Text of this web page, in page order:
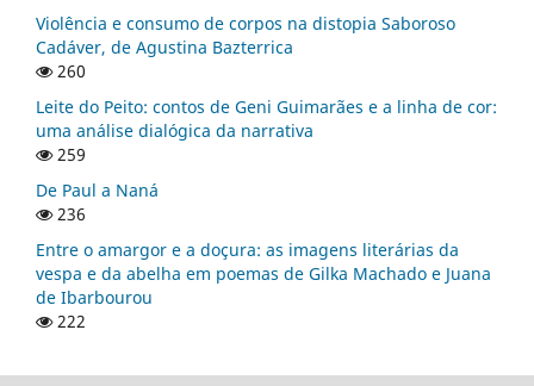
Violência e consumo de corpos na distopia Saboroso
Cadáver, de Agustina Bazterrica
260
Leite do Peito: contos de Geni Guimarães e a linha de cor:
uma análise dialógica da narrativa
259
De Paul a Naná
236
Entre o amargor e a doçura: as imagens literárias da
vespa e da abelha em poemas de Gilka Machado e Juana
de Ibarbourou
222